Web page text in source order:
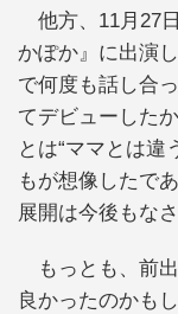
他方、11月27
かぽか』に出演
で何度も話し合
てデビューした
とは“ママとは違
もが想像したで
展開は今後もな
もっとも、前
良かったのかも